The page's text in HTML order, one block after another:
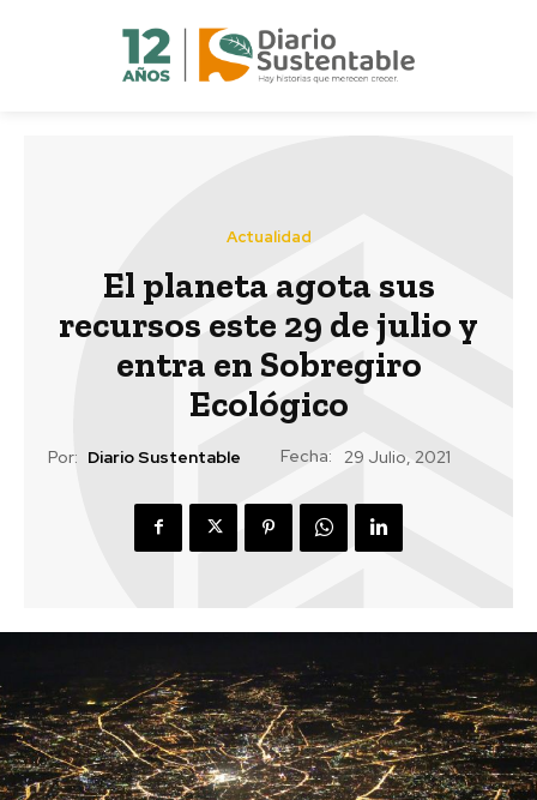
Actualidad
El planeta agota sus
recursos este 29 de julio y
entra en Sobregiro
Ecológico
Por: Diario Sustentable Fecha: 29 Julio, 2021